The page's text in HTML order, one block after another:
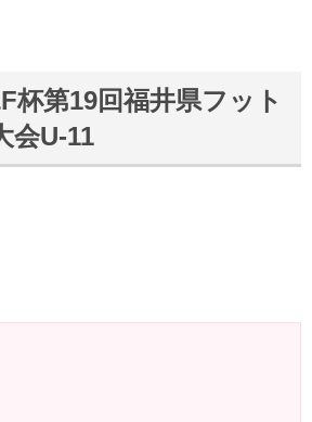
杯第19回福井県フット
会U-11